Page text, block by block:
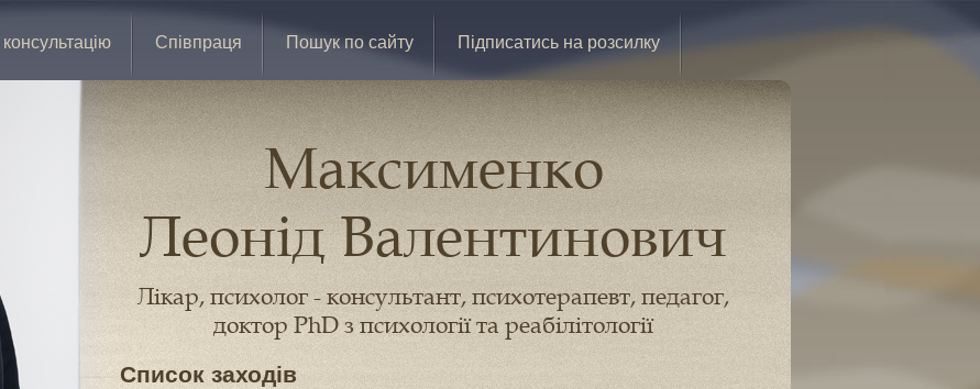
Співпраця Пошук по сайту Підписатись на розсилку
Максименко
Леонід Валентинович
Лікар, психолог - консультант, психотерапевт, педагог,
доктор PhD з психології та реабілітології
Список заходів